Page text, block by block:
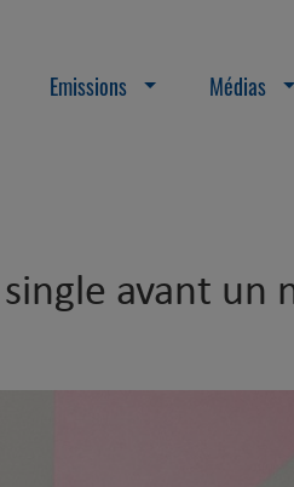
Emissions Médias
avant un